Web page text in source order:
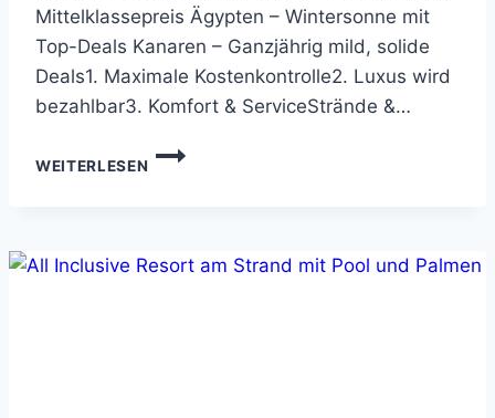
Mittelklassepreis Ägypten – Wintersonne mit
Top-Deals Kanaren – Ganzjährig mild, solide
Deals1. Maximale Kostenkontrolle2. Luxus wird
bezahlbar3. Komfort & ServiceStrände &…
WEITERLESEN
ALL
DU